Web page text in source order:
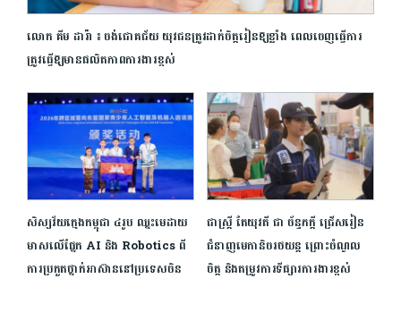
លោក គីម ដារ៉ា ៖ ចង់ជោគជ័យ យុវជនត្រូវដាក់ចិត្តរៀនឱ្យខ្លាំង ពេលចេញធ្វើការ
ត្រូវធ្វើឱ្យមានផលិតភាពការងារខ្ពស់
សិស្ស​វ័យ​ក្មេង​កម្ពុជា​ ​៤​រូប ​ឈ្នះ​មេដាយ​
មាស​លើ​ផ្នែក​ ​AI​ ​និង​ ​Robotics​ ​ពី​
ការ​ប្រកួត​ថ្នាក់​អាស៊ាន​នៅ​ប្រទេស​ចិន​
ជាស្រ្តី តែយុវតី ជា ច័ន្ទភក្ដី ជ្រើសរៀន
ជំនាញមេកានិចរថយន្ត ព្រោះចំណូល
ចិត្ត និងតម្រូវការទីផ្សារការងារខ្ពស់